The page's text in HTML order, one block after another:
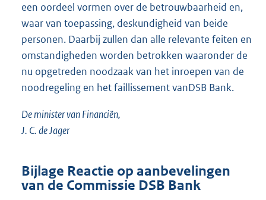
een oordeel vormen over de betrouwbaarheid en,
waar van toepassing, deskundigheid van beide
personen. Daarbij zullen dan alle relevante feiten en
omstandigheden worden betrokken waaronder de
nu opgetreden noodzaak van het inroepen van de
noodregeling en het faillissement vanDSB Bank.
De minister van Financiën,
J. C. de Jager
Bijlage Reactie op aanbevelingen
van de Commissie DSB Bank